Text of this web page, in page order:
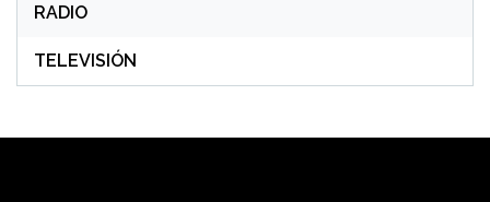
RADIO
TELEVISIÓN